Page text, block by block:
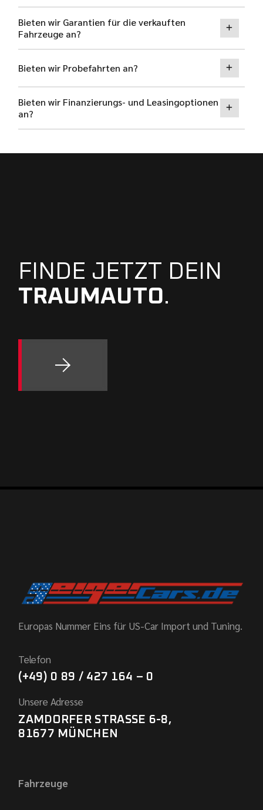
Bieten wir Garantien für die verkauften
Fahrzeuge an?
Bieten wir Probefahrten an?
Bieten wir Finanzierungs- und Leasingoptionen
an?
FINDE JETZT DEIN
TRAUMAUTO.
Europas Nummer Eins für US-Car Import und Tuning.
Telefon
(+49) 0 89 / 427 164 – 0
Unsere Adresse
ZAMDORFER STRASSE 6-8,
81677 MÜNCHEN
Fahrzeuge